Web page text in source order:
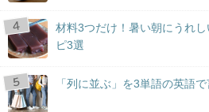
材料3つだけ！暑い朝にうれ
ピ3選
「列に並ぶ」を3単語の英語で